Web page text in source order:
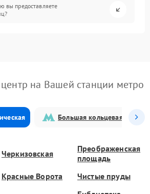
вы предоставляете
на Вашей станции метро
Большая кольцевая
Черкизовская
Преображенская
площадь
Красные Ворота Чистые пруды